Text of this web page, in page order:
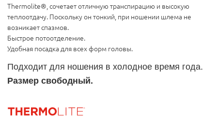
Thermolite®, сочетает отличную транспирацию и высокую
теплоотдачу. Поскольку он тонкий, при ношении шлема не
возникает спазмов.
Быстрое потоотделение.
Удобная посадка для всех форм головы.
Подходит для ношения в холодное время года.
Размер свободный.